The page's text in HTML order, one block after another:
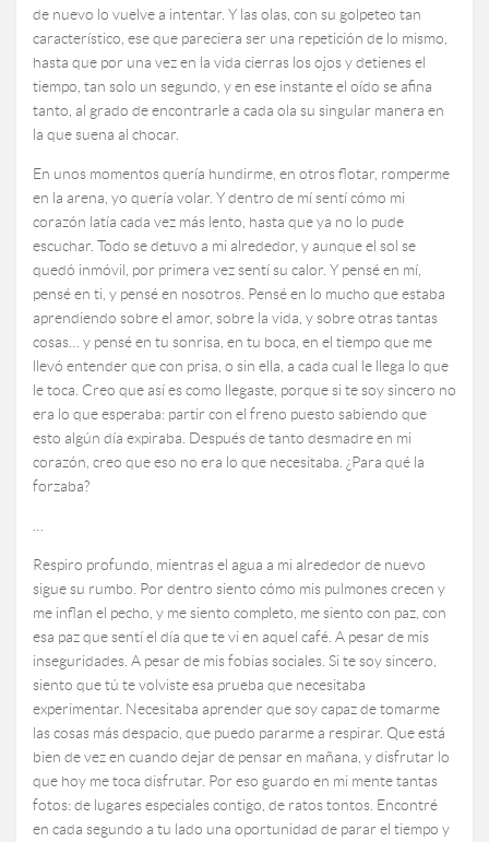
de nuevo lo vuelve a intentar. Y las olas, con su golpeteo tan
característico, ese que pareciera ser una repetición de lo mismo,
hasta que por una vez en la vida cierras los ojos y detienes el
tiempo, tan solo un segundo, y en ese instante el oído se afina
tanto, al grado de encontrarle a cada ola su singular manera en
la que suena al chocar.
En unos momentos quería hundirme, en otros flotar, romperme
en la arena, yo quería volar. Y dentro de mí sentí cómo mi
corazón latía cada vez más lento, hasta que ya no lo pude
escuchar. Todo se detuvo a mi alrededor, y aunque el sol se
quedó inmóvil, por primera vez sentí su calor. Y pensé en mí,
pensé en ti, y pensé en nosotros. Pensé en lo mucho que estaba
aprendiendo sobre el amor, sobre la vida, y sobre otras tantas
cosas… y pensé en tu sonrisa, en tu boca, en el tiempo que me
llevó entender que con prisa, o sin ella, a cada cual le llega lo que
le toca. Creo que así es como llegaste, porque si te soy sincero no
era lo que esperaba: partir con el freno puesto sabiendo que
esto algún día expiraba. Después de tanto desmadre en mi
corazón, creo que eso no era lo que necesitaba. ¿Para qué la
forzaba?
Respiro profundo, mientras el agua a mi alrededor de nuevo
sigue su rumbo. Por dentro siento cómo mis pulmones crecen y
me inflan el pecho, y me siento completo, me siento con paz, con
esa paz que sentí el día que te vi en aquel café. A pesar de mis
inseguridades. A pesar de mis fobias sociales. Si te soy sincero,
siento que tú te volviste esa prueba que necesitaba
experimentar. Necesitaba aprender que soy capaz de tomarme
las cosas más despacio, que puedo pararme a respirar. Que está
bien de vez en cuando dejar de pensar en mañana, y disfrutar lo
que hoy me toca disfrutar. Por eso guardo en mi mente tantas
fotos: de lugares especiales contigo, de ratos tontos. Encontré
en cada segundo a tu lado una oportunidad de parar el tiempo y